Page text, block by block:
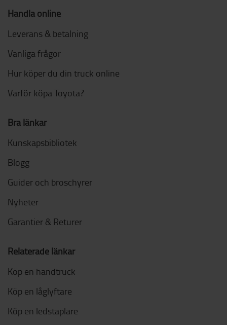
Handla online
Leverans & betalning
Vanliga frågor
Hur köper du din truck online
Varför köpa Toyota?
Bra länkar
Kunskapsbibliotek
Blogg
Guider och broschyrer
Nyheter
Garantier & Returer
Relaterade länkar
Köp en handtruck
Köp en låglyftare
Köp en ledstaplare